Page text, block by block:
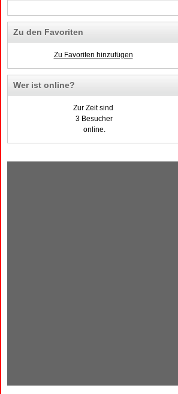
Zu den Favoriten
Zu Favoriten hinzufügen
Wer ist online?
Zur Zeit sind
3 Besucher
online.